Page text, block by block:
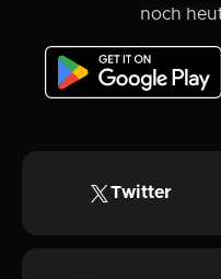
noch
Twitter